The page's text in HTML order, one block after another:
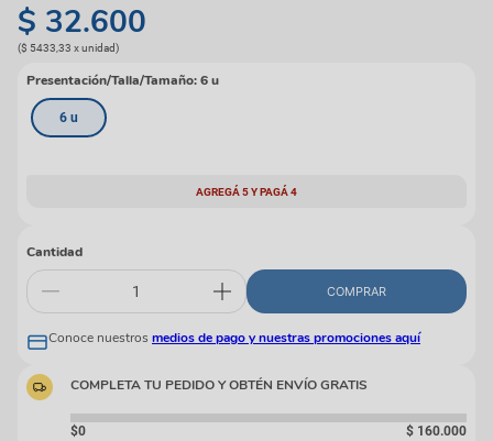
$ 32.600
($ 5433,33 xunidad)
Presentación/Talla/Tamaño:6 u
6 u
AGREGÁ 5 Y PAGÁ 4
Cantidad
COMPRAR
Conoce nuestros medios de pago y nuestras promociones aquí
COMPLETA TU PEDIDO Y OBTÉN ENVÍO GRATIS
$0 $ 160.000